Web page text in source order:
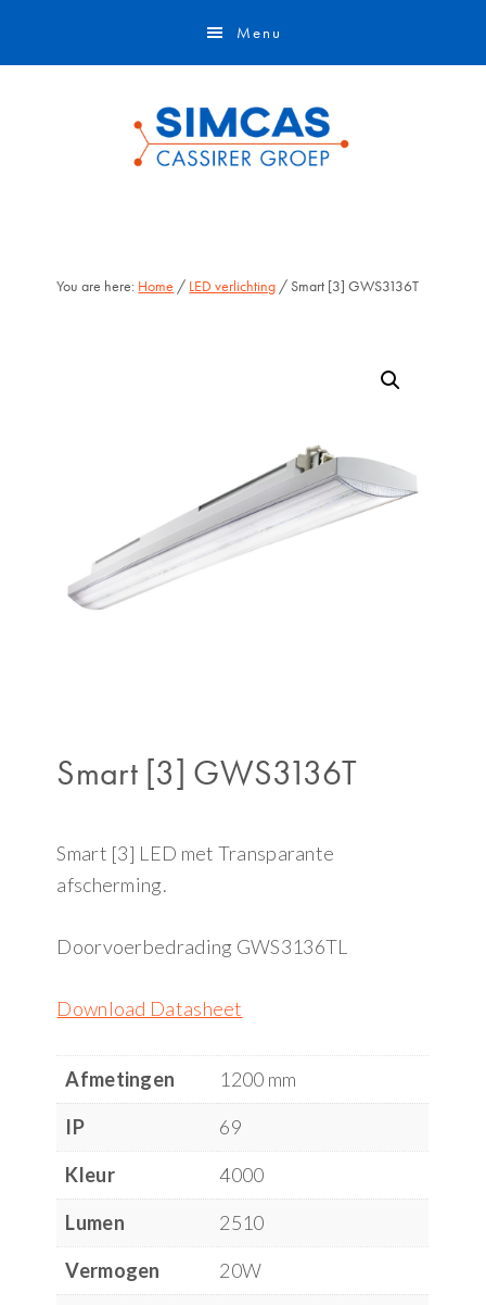
Menu
You are here: Home / LED verlichting / Smart [3] GWS3136T
Smart [3] GWS3136T
Smart [3] LED met Transparante
afscherming.
Doorvoerbedrading GWS3136TL
Download Datasheet
Afmetingen
1200 mm
IP
69
Kleur
4000
Lumen
2510
Vermogen
20W